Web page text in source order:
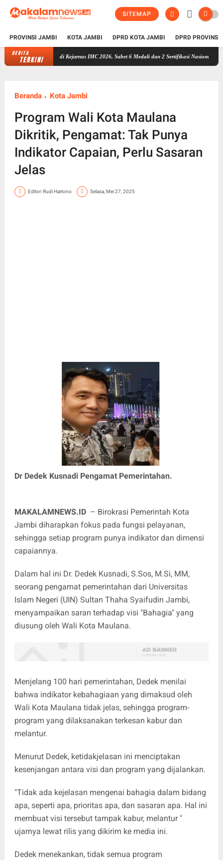
SITEMAP
PROVINSI JAMBI KOTA JAMBI DPRD KOTA JAMBI DPRD
BERITA
TERKINI
Berjaya di Kejurnas IMC 2026, Sabet 6 Medali dan 2 Sertifikasi Nasional Jambi
Beranda Kota Jambi
Program Wali Kota Maulana
Dikritik, Pengamat: Tak Punya
Indikator Capaian, Perlu Sasaran
Jelas
Editor: Rudi Hartono Selasa, Mei 27, 2025
Dr Dedek Kusnadi Pengamat Pemerintahan.
MAKALAMNEWS.ID– Birokrasi Pemerintah Kota
Jambi diharapkan fokus pada fungsi pelayanan,
sehingga setiap program punya indikator dan dimensi
capaiannya.
Dalam hal ini Dr. Dedek Kusnadi, S.Sos, M.Si, MM,
seorang pengamat pemerintahan dari Universitas
Islam Negeri (UIN) Sultan Thaha Syaifudin Jambi,
menyampaikan saran terhadap visi "Bahagia" yang
diusung oleh Wali Kota Maulana.
Menjelang 100 hari pemerintahan, Dedek menilai
bahwa indikator kebahagiaan yang dimaksud oleh
Wali Kota Maulana tidak jelas, sehingga program-
program yang dilaksanakan terkesan kabur dan
melantur.
Menurut Dedek, ketidakjelasan ini menciptakan
kesenjangan antara visi dan program yang dijalankan.
"Tidak ada kejelasan mengenai bahagia dalam bidang
apa, seperti apa, prioritas apa, dan sasaran apa. Hal ini
membuat visi tersebut tampak kabur, melantur "
ujarnya lewat rilis yang dikirim ke media ini.
Dedek menekankan, tidak semua program